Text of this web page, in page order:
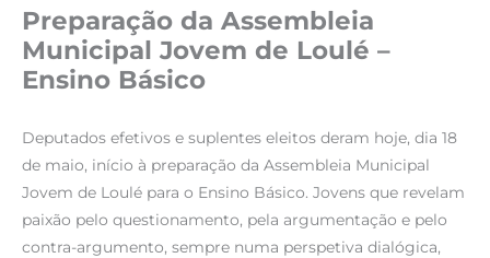
Preparação da Assembleia
Municipal Jovem de Loulé –
Ensino Básico
Deputados efetivos e suplentes eleitos deram hoje, dia 18
de maio, início à preparação da Assembleia Municipal
Jovem de Loulé para o Ensino Básico. Jovens que revelam
paixão pelo questionamento, pela argumentação e pelo
contra-argumento, sempre numa perspetiva dialógica,